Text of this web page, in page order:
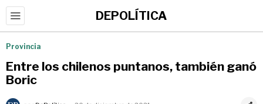
DEPOLÍTICA
Provincia
Entre los chilenos puntanos, también ganó
Boric